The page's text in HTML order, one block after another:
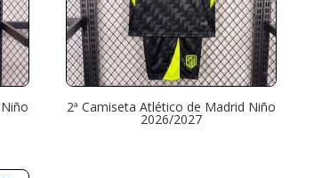
2ª Camiseta Atlético de Madrid Niño
2026/2027